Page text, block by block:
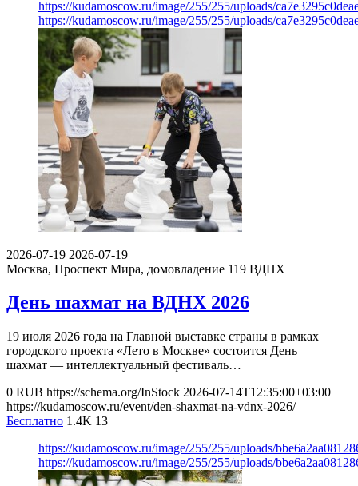
https://kudamoscow.ru/image/255/255/uploads/
https://kudamoscow.ru/image/255/255/uploads/
2026-07-19 2026-07-19
Москва, Проспект Мира, домовладение 119 ВДНХ
День шахмат на ВДНХ 2026
19 июля 2026 года на Главной выставке страны в рамках
городского проекта «Лето в Москве» состоится День
шахмат — интеллектуальный фестиваль…
0 RUB https://schema.org/InStock 2026-07-14T12:35:00+03:00
https://kudamoscow.ru/event/den-shaxmat-na-vdnx-2026/
Бесплатно 1.4K 13
https://kudamoscow.ru/image/255/255/uploads/
https://kudamoscow.ru/image/255/255/uploads/